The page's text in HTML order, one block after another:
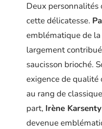
Deux personnalités
cette délicatesse.
emblématique de
largement
saucisson brioché.
exigence de qualité
au rang de
part, Irène Karsenty
devenue